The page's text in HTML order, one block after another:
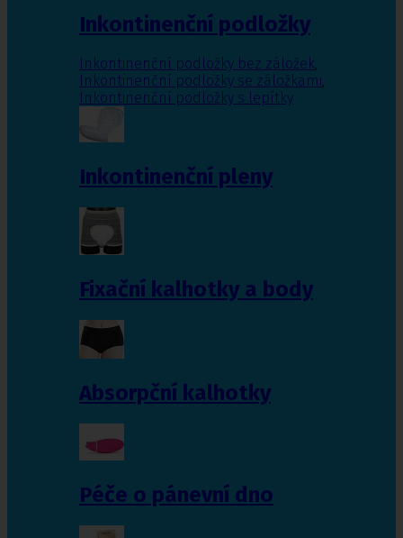
Inkontinenční podložky
Inkontinenční podložky bez záložek,
Inkontinenční podložky se záložkami,
Inkontinenční podložky s lepítky
Inkontinenční pleny
Fixační kalhotky a body
Absorpční kalhotky
Péče o pánevní dno